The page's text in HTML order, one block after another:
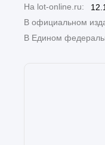
На lot-online.ru:
В официальном
В Едином